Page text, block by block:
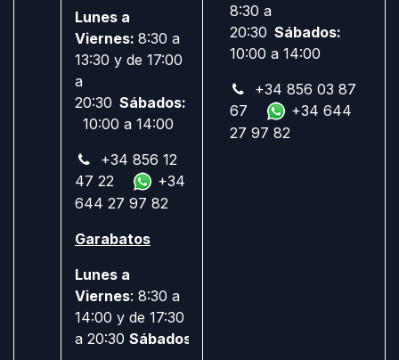
Lunes a
Viernes: 8:30 a
13:30 y de 17:00
a
20:30 Sábados:
10:00 a 14:00
+34 856 12
47 22
+34
644 27 97 82
Garabatos
Lunes a
Viernes: 8:30 a
14:00 y de 17:30
a 20:30 Sábados:
8:30 a
20:30 Sábados:
10:00 a 14:00
+34 856 03 87
67
+34 644
27 97 82